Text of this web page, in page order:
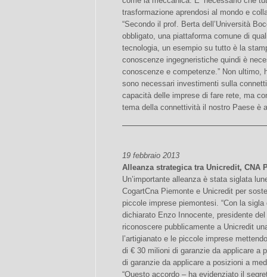
trasformazione aprendosi al mondo e
“Secondo il prof. Berta dell’Università
obbligato, una piattaforma comune di
tecnologia, un esempio su tutto è la
conoscenze ingegneristiche quindi è
conoscenze e competenze.” Non ultimo,
sono necessari investimenti sulla
capacità delle imprese di fare rete, ma
tema della connettività il nostro Paese è
19 febbraio 2013
Alleanza strategica tra Unicredit, CNA
Un’importante alleanza è stata siglata
CogartCna Piemonte e Unicredit per
piccole imprese piemontesi. “Con la
dichiarato Enzo Innocente, presidente
riconoscere pubblicamente a Unicredit
l’artigianato e le piccole imprese
di € 30 milioni di garanzie da applicare a
di garanzie da applicare a posizioni a
“Questo accordo – ha evidenziato il